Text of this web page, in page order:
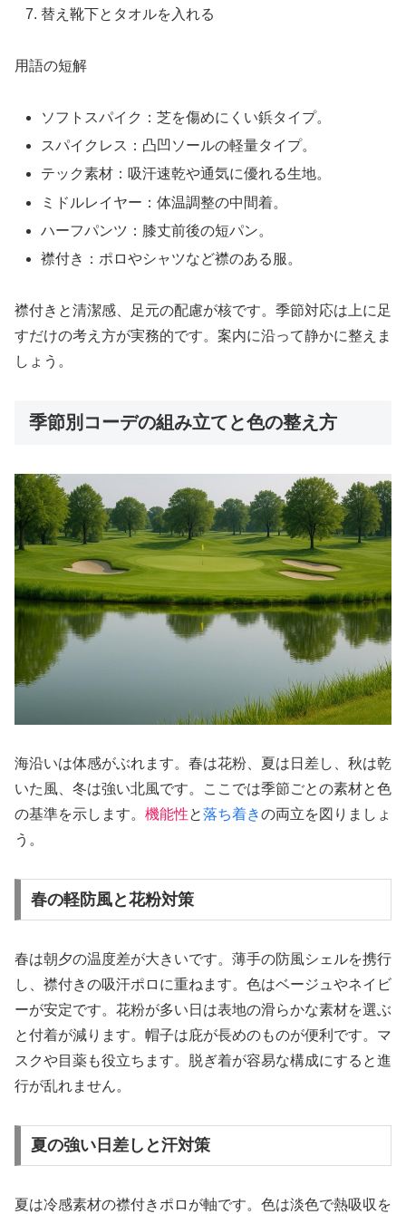
替え靴下とタオルを入れる
用語の短解
ソフトスパイク：芝を傷めにくい鋲タイプ。
スパイクレス：凸凹ソールの軽量タイプ。
テック素材：吸汗速乾や通気に優れる生地。
ミドルレイヤー：体温調整の中間着。
ハーフパンツ：膝丈前後の短パン。
襟付き：ポロやシャツなど襟のある服。
襟付きと清潔感、足元の配慮が核です。季節対応は上に足
すだけの考え方が実務的です。案内に沿って静かに整えま
しょう。
季節別コーデの組み立てと色の整え方
海沿いは体感がぶれます。春は花粉、夏は日差し、秋は乾
いた風、冬は強い北風です。ここでは季節ごとの素材と色
の基準を示します。 機能性と落ち着きの両立を図りましょ
う。
春の軽防風と花粉対策
春は朝夕の温度差が大きいです。薄手の防風シェルを携行
し、襟付きの吸汗ポロに重ねます。色はベージュやネイビ
ーが安定です。花粉が多い日は表地の滑らかな素材を選ぶ
と付着が減ります。帽子は庇が長めのものが便利です。マ
スクや目薬も役立ちます。脱ぎ着が容易な構成にすると進
行が乱れません。
夏の強い日差しと汗対策
夏は冷感素材の襟付きポロが軸です。色は淡色で熱吸収を